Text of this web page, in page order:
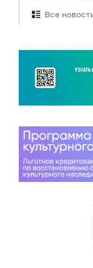
Все